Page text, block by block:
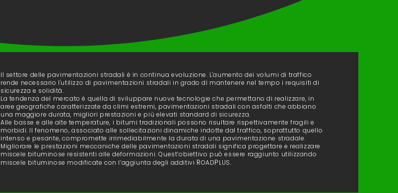
Il settore delle pavimentazioni stradali è in continua evoluzione. L'aumento dei volumi di traffico
rende necessario l'utilizzo di pavimentazioni stradali in grado di mantenere nel tempo i requisiti di
sicurezza e solidità.
La tendenza del mercato è quella di sviluppare nuove tecnologie che permettano di realizzare, in
aree geografiche caratterizzate da climi estremi, pavimentazioni stradali con asfalti che abbiano
una maggiore durata, migliori prestazioni e più elevati standard di sicurezza.
Alle basse e alle alte temperature, i bitumi tradizionali possono risultare rispettivamente fragili e
morbidi. Il fenomeno, associato alle sollecitazioni dinamiche indotte dal traffico, soprattutto quello
intenso e pesante, compromette irrimediabilmente la durata di una pavimentazione stradale.
Migliorare le prestazioni meccaniche delle pavimentazioni stradali significa progettare e realizzare
miscele bituminose resistenti alle deformazioni. Quest’obiettivo può essere raggiunto utilizzando
miscele bituminose modificate con l’aggiunta degli additivi ROADPLUS.